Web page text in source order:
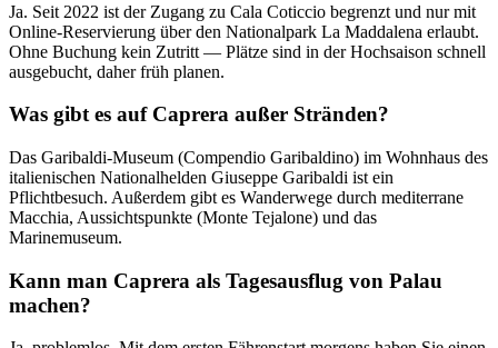
Ja. Seit 2022 ist der Zugang zu Cala Coticcio begrenzt und nur mit
Online-Reservierung über den Nationalpark La Maddalena erlaubt.
Ohne Buchung kein Zutritt — Plätze sind in der Hochsaison schnell
ausgebucht, daher früh planen.
Was gibt es auf Caprera außer Stränden?
Das Garibaldi-Museum (Compendio Garibaldino) im Wohnhaus des
italienischen Nationalhelden Giuseppe Garibaldi ist ein
Pflichtbesuch. Außerdem gibt es Wanderwege durch mediterrane
Macchia, Aussichtspunkte (Monte Tejalone) und das
Marinemuseum.
Kann man Caprera als Tagesausflug von Palau
machen?